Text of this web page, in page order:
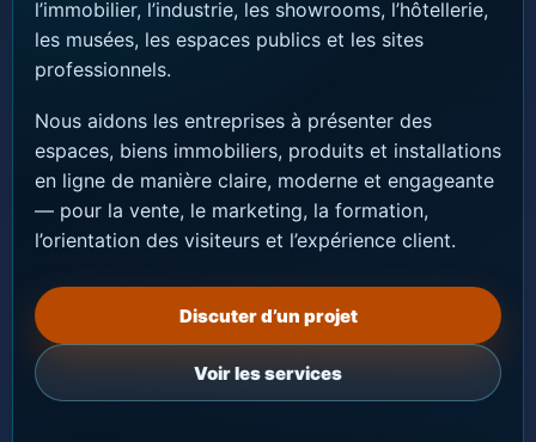
l’immobilier, l’industrie, les showrooms, l’hôtellerie,
les musées, les espaces publics et les sites
professionnels.
Nous aidons les entreprises à présenter des
espaces, biens immobiliers, produits et installations
en ligne de manière claire, moderne et engageante
— pour la vente, le marketing, la formation,
l’orientation des visiteurs et l’expérience client.
Discuter d’un projet
Voir les services